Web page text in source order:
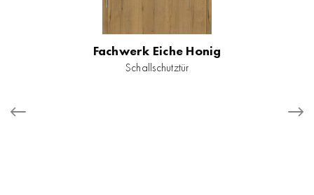
Fachwerk Eiche Honig
Schallschutztür